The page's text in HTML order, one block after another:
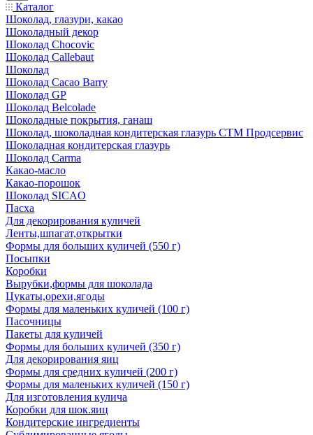
Каталог
Шоколад, глазури, какао
Шоколадный декор
Шоколад Chocovic
Шоколад Callebaut
Шоколад
Шоколад Cacao Barry
Шоколад GP
Шоколад Belcolade
Шоколадные покрытия, ганаш
Шоколад, шоколадная кондитерская глазурь СТМ Продсервис
Шоколадная кондитерская глазурь
Шоколад Carma
Какао-масло
Какао-порошок
Шоколад SICAO
Пасха
Для декорирования куличей
Ленты,шпагат,открытки
Формы для больших куличей (550 г)
Посыпки
Коробки
Вырубки,формы для шоколада
Цукаты,орехи,ягоды
Формы для маленьких куличей (100 г)
Пасочницы
Пакеты для куличей
Формы для больших куличей (350 г)
Для декорирования яиц
Формы для средних куличей (200 г)
Формы для маленьких куличей (150 г)
Для изготовления кулича
Коробки для шок.яиц
Кондитерские ингредиенты